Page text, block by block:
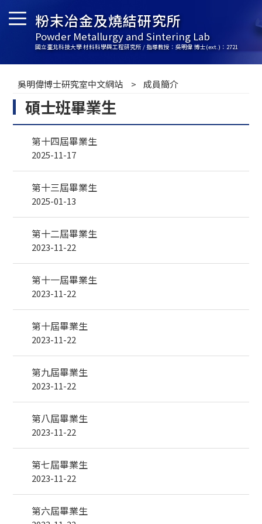
粉末冶金及燒結研究所
Powder Metallurgy and Sintering Lab
國立臺北科技大學 材料科學與工程研究所 / 指導教授：吳明偉 博士(ext.)：2721
吳明偉博士研究室中文網站 成員簡介
碩士班畢業生
第十四屆畢業生
2025-11-17
第十三屆畢業生
2025-01-13
第十二屆畢業生
2023-11-22
第十一屆畢業生
2023-11-22
第十屆畢業生
2023-11-22
第九屆畢業生
2023-11-22
第八屆畢業生
2023-11-22
第七屆畢業生
2023-11-22
第六屆畢業生